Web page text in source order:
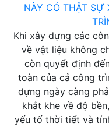
NÀY CÓ THẬT SỰ
Khi xây dựng các
về vật liệu không
còn quyết định
toàn của cả công
dựng ngày càng
khắt khe về độ
yếu tố thời tiết và